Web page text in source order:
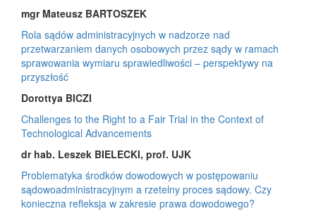
mgr Mateusz BARTOSZEK
Rola sądów administracyjnych w nadzorze nad
przetwarzaniem danych osobowych przez sądy w ramach
sprawowania wymiaru sprawiedliwości – perspektywy na
przyszłość
Dorottya BICZI
Challenges to the Right to a Fair Trial in the Context of
Technological Advancements
dr hab. Leszek BIELECKI, prof. UJK
Problematyka środków dowodowych w postępowaniu
sądowoadministracyjnym a rzetelny proces sądowy. Czy
konieczna refleksja w zakresie prawa dowodowego?